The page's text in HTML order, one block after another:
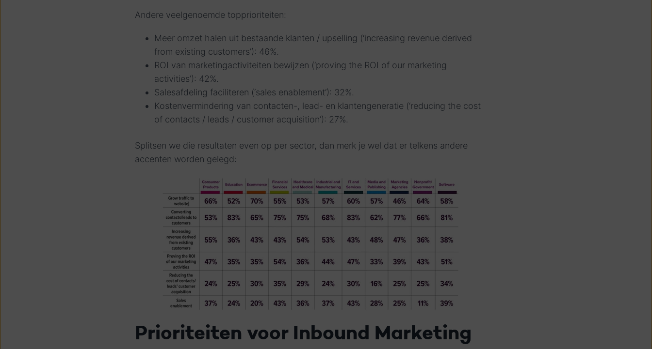
Andere veelgenoemde topprioriteiten:
Meer omzet halen uit bestaande klanten / upselling (‘increasing revenue derived
from existing customers’): 46%.
ROI van marketingactiviteiten bewijzen (‘proving the ROI of our marketing
activities’): 42%.
Salesafdeling faciliteren (‘sales enablement’): 32%.
Kostenvermindering van contacten-, lead- en klantengeneratie (‘reducing the cost
of contacts / leads / customer acquisition’): 27%.
Splitsen we die resultaten even op per sector, dan merk je wel dat er telkens andere
accenten worden gelegd:
Prioriteiten voor Inbound Marketing